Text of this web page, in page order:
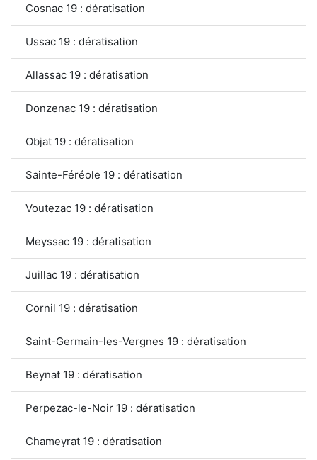
Cosnac 19 : dératisation
Ussac 19 : dératisation
Allassac 19 : dératisation
Donzenac 19 : dératisation
Objat 19 : dératisation
Sainte-Féréole 19 : dératisation
Voutezac 19 : dératisation
Meyssac 19 : dératisation
Juillac 19 : dératisation
Cornil 19 : dératisation
Saint-Germain-les-Vergnes 19 : dératisation
Beynat 19 : dératisation
Perpezac-le-Noir 19 : dératisation
Chameyrat 19 : dératisation